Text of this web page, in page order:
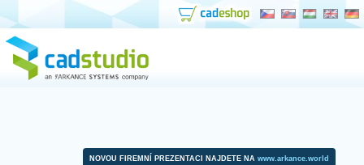
NOVOU FIREMNÍ PREZENTACI NAJDETE NA www.arkance.world